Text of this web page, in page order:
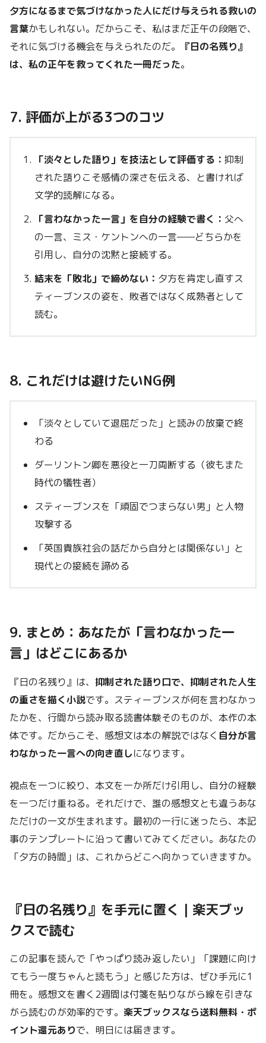
夕方になるまで気づけなかった人にだけ与えられる救いの
言葉かもしれない。だからこそ、私はまだ正午の段階で、
それに気づける機会を与えられたのだ。
『日の名残り』
は、私の正午を救ってくれた一冊だった。
7. 評価が上がる3つのコツ
「淡々とした語り」を技法として評価する： 抑制
された語りこそ感情の深さを伝える、と書ければ
文学的読解になる。
「言わなかった一言」を自分の経験で書く： 父へ
の一言、ミス・ケントンへの一言——どちらかを
引用し、自分の沈黙と接続する。
結末を「敗北」で締めない： 夕方を肯定し直すス
ティーブンスの姿を、敗者ではなく成熟者として
読む。
8. これだけは避けたいNG例
「淡々としていて退屈だった」と読みの放棄で終
わる
ダーリントン卿を悪役と一刀両断する（彼もまた
時代の犠牲者）
スティーブンスを「頑固でつまらない男」と人物
攻撃する
「英国貴族社会の話だから自分とは関係ない」と
現代との接続を諦める
9. まとめ：あなたが「言わなかった一
言」はどこにあるか
『日の名残り』は、 抑制された語り口で、抑制された人生
の重さを描く小説です。スティーブンスが何を言わなかっ
たかを、行間から読み取る読書体験そのものが、本作の本
体です。だからこそ、感想文は本の解説ではなく 自分が言
わなかった一言への向き直しになります。
視点を一つに絞り、本文を一か所だけ引用し、自分の経験
を一つだけ重ねる。それだけで、誰の感想文とも違うあな
ただけの一文が生まれます。最初の一行に迷ったら、本記
事のテンプレートに沿って書いてみてください。あなたの
「夕方の時間」は、これからどこへ向かっていきますか。
『日の名残り』を手元に置く｜楽天ブッ
クスで読む
この記事を読んで「やっぱり読み返したい」「課題に向け
てもう一度ちゃんと読もう」と感じた方は、ぜひ手元に1
冊を。感想文を書く2週間は付箋を貼りながら線を引きな
がら読むのが効率的です。 楽天ブックスなら送料無料・ポ
イント還元ありで、明日には届きます。